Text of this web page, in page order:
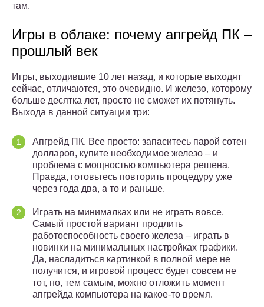
там.
Игры в облаке: почему апгрейд ПК –
прошлый век
Игры, выходившие 10 лет назад, и которые выходят
сейчас, отличаются, это очевидно. И железо, которому
больше десятка лет, просто не сможет их потянуть.
Выхода в данной ситуации три:
Апгрейд ПК. Все просто: запаситесь парой сотен
долларов, купите необходимое железо – и
проблема с мощностью компьютера решена.
Правда, готовьтесь повторить процедуру уже
через года два, а то и раньше.
Играть на минималках или не играть вовсе.
Самый простой вариант продлить
работоспособность своего железа – играть в
новинки на минимальных настройках графики.
Да, насладиться картинкой в полной мере не
получится, и игровой процесс будет совсем не
тот, но, тем самым, можно отложить момент
апгрейда компьютера на какое-то время.